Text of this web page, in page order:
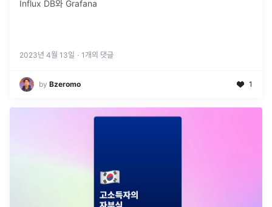
Influx DB와 Grafana
2023년 4월 13일 · 1 개의 댓글
by Bzeromo 1